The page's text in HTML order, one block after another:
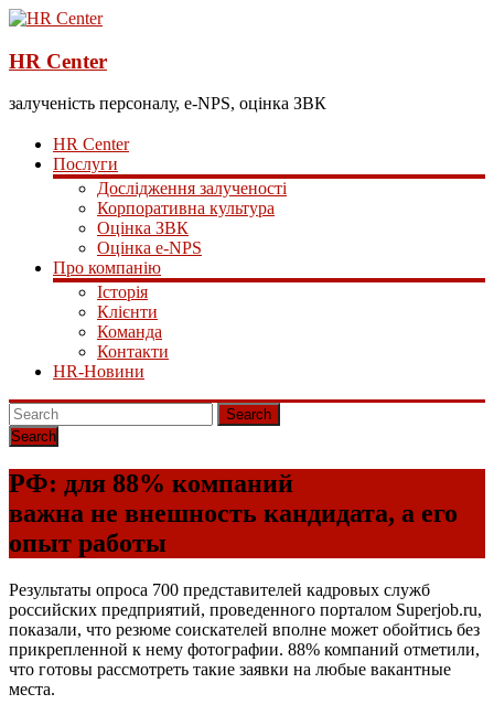
HR Center
залученість персоналу, e-NPS, оцінка ЗВК
HR Center
Послуги
Дослідження залученості
Корпоративна культура
Оцінка ЗВК
Оцінка e-NPS
Про компанію
Історія
Клієнти
Команда
Контакти
HR-Новини
Search
РФ: для 88% компаний
важна не внешность кандидата, а его
опыт работы
Результаты опроса 700 представителей кадровых служб
российских предприятий, проведенного порталом Superjob.ru,
показали, что резюме соискателей вполне может обойтись без
прикрепленной к нему фотографии. 88% компаний отметили,
что готовы рассмотреть такие заявки на любые вакантные
места.